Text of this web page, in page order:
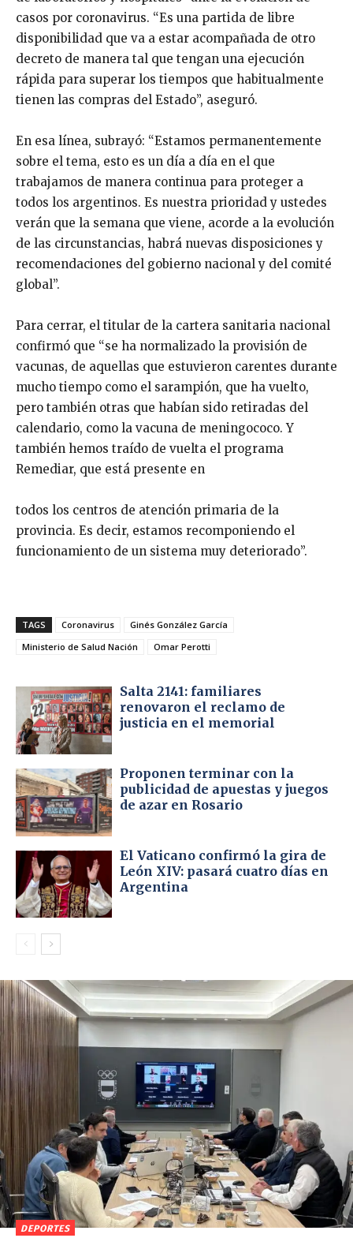
casos por coronavirus. “Es una partida de libre
disponibilidad que va a estar acompañada de otro
decreto de manera tal que tengan una ejecución
rápida para superar los tiempos que habitualmente
tienen las compras del Estado”, aseguró.
En esa línea, subrayó: “Estamos permanentemente
sobre el tema, esto es un día a día en el que
trabajamos de manera continua para proteger a
todos los argentinos. Es nuestra prioridad y ustedes
verán que la semana que viene, acorde a la evolución
de las circunstancias, habrá nuevas disposiciones y
recomendaciones del gobierno nacional y del comité
global”.
Para cerrar, el titular de la cartera sanitaria nacional
confirmó que “se ha normalizado la provisión de
vacunas, de aquellas que estuvieron carentes durante
mucho tiempo como el sarampión, que ha vuelto,
pero también otras que habían sido retiradas del
calendario, como la vacuna de meningococo. Y
también hemos traído de vuelta el programa
Remediar, que está presente en
todos los centros de atención primaria de la
provincia. Es decir, estamos recomponiendo el
funcionamiento de un sistema muy deteriorado”.
TAGS Coronavirus
Ginés González García
Ministerio de Salud Nación
Omar Perotti
Salta 2141: familiares
renovaron el reclamo de
justicia en el memorial
Proponen terminar con la
publicidad de apuestas y juegos
de azar en Rosario
El Vaticano confirmó la gira de
León XIV: pasará cuatro días en
Argentina
DEPORTES